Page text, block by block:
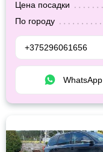
Цена посадки
По городу
+375296061656
WhatsApp